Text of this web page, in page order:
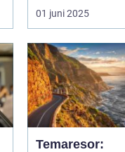
01 juni 2025
Temaresor: